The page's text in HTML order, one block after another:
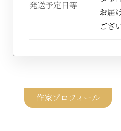
発送予定日等
お届
ござ
作家プロフィール